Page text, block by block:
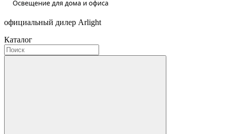
официальный дилер Arlight
Каталог